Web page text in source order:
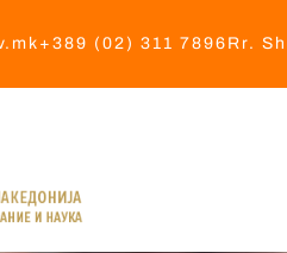
+389 (02) 311 7896 Rr.